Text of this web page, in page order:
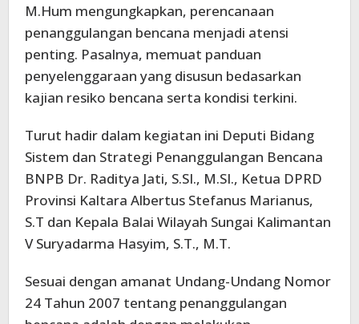
M.Hum mengungkapkan, perencanaan
penanggulangan bencana menjadi atensi
penting. Pasalnya, memuat panduan
penyelenggaraan yang disusun bedasarkan
kajian resiko bencana serta kondisi terkini.
Turut hadir dalam kegiatan ini Deputi Bidang
Sistem dan Strategi Penanggulangan Bencana
BNPB Dr. Raditya Jati, S.SI., M.SI., Ketua DPRD
Provinsi Kaltara Albertus Stefanus Marianus,
S.T dan Kepala Balai Wilayah Sungai Kalimantan
V Suryadarma Hasyim, S.T., M.T.
Sesuai dengan amanat Undang-Undang Nomor
24 Tahun 2007 tentang penanggulangan